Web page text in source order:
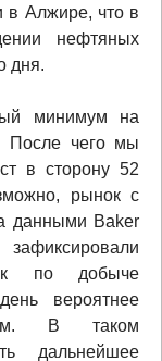
в Алжире, что в
нефтяных
дня.
минимум на
После чего мы
в сторону 52
рынок с
данными Baker
по добыче
вероятнее
В таком
дальнейшее